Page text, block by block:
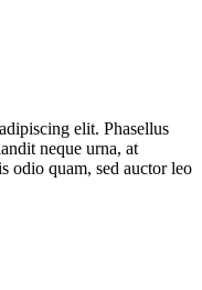
elit. Phasellus
neque urna, at
odio quam, sed auctor leo